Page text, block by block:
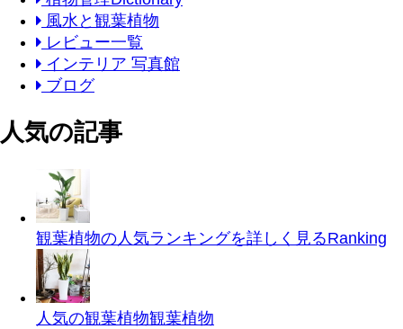
風水と観葉植物
レビュー一覧
インテリア 写真館
ブログ
人気の記事
観葉植物の人気ランキングを詳しく見るRanking
人気の観葉植物観葉植物